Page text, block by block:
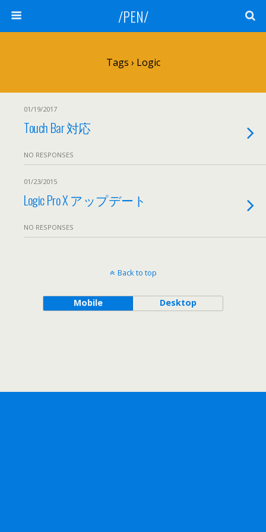
/PEN/
Tags › Logic
01/19/2017
Touch Bar 対応
NO RESPONSES
01/23/2015
Logic Pro X アップデート
NO RESPONSES
Back to top
Mobile Desktop